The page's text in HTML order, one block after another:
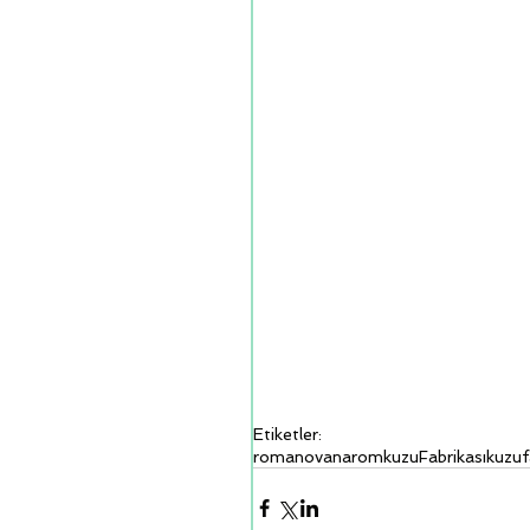
Etiketler:
romanovanaromkuzuFabrikası